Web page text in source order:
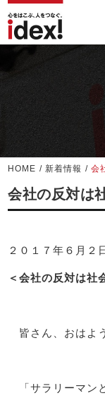
HOME /新着情報 /会
会社の反対は
２０１７年６月
＜会社の反対は社
皆さん、おはよ
「サラリーマン